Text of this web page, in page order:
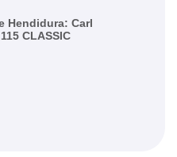
Hendidura: Carl
CLASSIC